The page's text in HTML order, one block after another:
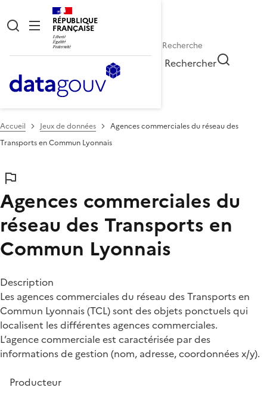
RÉPUBLIQUE
FRANÇAISE
Rechercher
Accueil Jeux de données
Agences commerciales du réseau des
Transports en Commun Lyonnais
Agences commerciales du
réseau des Transports en
Commun Lyonnais
Description
Les agences commerciales du réseau des Transports en
Commun Lyonnais (TCL) sont des objets ponctuels qui
localisent les différentes agences commerciales.
L’agence commerciale est caractérisée par des
informations de gestion (nom, adresse, coordonnées x/y).
Producteur